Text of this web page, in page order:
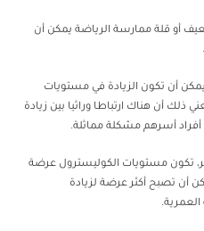
أو قلة ممارسة الرياضة يمكن أن
أن تكون الزيادة في مستويات
ذلك أن هناك ارتباطا وراثيا بين زيادة
أفراد أسرهم مشكلة مماثلة.
تكون مستويات الكوليسترول عرضة
أن تصبح أكثر عرضة لزيادة